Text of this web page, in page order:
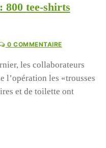
tee-shirts
0 COMMENTAIRE
les collaborateurs
l’opération les «trousses
et de toilette ont